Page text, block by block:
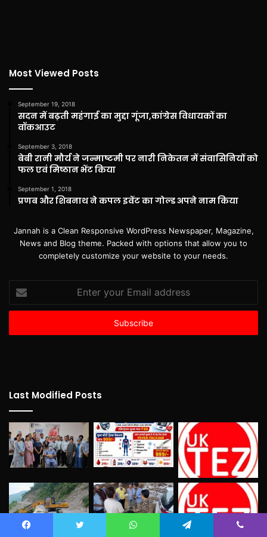
Most Viewed Posts
September 19, 2018
सदन में बढ़ती महंगाई का मुद्दा गूंजा,कांग्रेस विधायकों का
वॉकआउट
September 3, 2018
बेबी रानी मौर्य ने जन्माष्टमी पर नारी निकेतन में संवासिनियों को
फल एवं मिष्ठान भेंट किया
September 1, 2018
प्रणब और शिबनाथ ने कपल इवेंट का गोल्ड अपने नाम किया
Jannah is a Clean Responsive WordPress Newspaper, Magazine,
News and Blog theme. Packed with options that allow you to
completely customize your website to your needs.
Enter
your
Email
Last Modified Posts